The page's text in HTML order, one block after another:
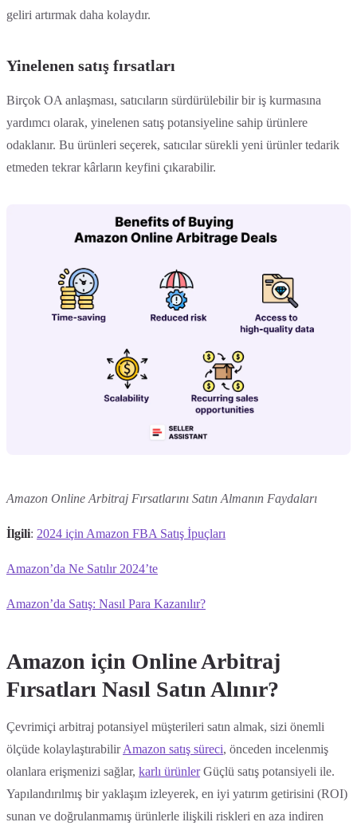
geliri artırmak daha kolaydır.
Yinelenen satış fırsatları
Birçok OA anlaşması, satıcıların sürdürülebilir bir iş kurmasına
yardımcı olarak, yinelenen satış potansiyeline sahip ürünlere
odaklanır. Bu ürünleri seçerek, satıcılar sürekli yeni ürünler tedarik
etmeden tekrar kârların keyfini çıkarabilir.
Amazon Online Arbitraj Fırsatlarını Satın Almanın Faydaları
İlgili: 2024 için Amazon FBA Satış İpuçları
Amazon’da Ne Satılır 2024’te
Amazon’da Satış: Nasıl Para Kazanılır?
Amazon için Online Arbitraj
Fırsatları Nasıl Satın Alınır?
Çevrimiçi arbitraj potansiyel müşterileri satın almak, sizi önemli
ölçüde kolaylaştırabilirAmazon satış süreci, önceden incelenmiş
olanlara erişmenizi sağlar, karlı ürünlerGüçlü satış potansiyeli ile.
Yapılandırılmış bir yaklaşım izleyerek, en iyi yatırım getirisini (ROI)
sunan ve doğrulanmamış ürünlerle ilişkili riskleri en aza indiren